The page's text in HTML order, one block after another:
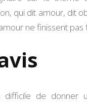
qui dit amour, dit
ne finissent
difficile de donner